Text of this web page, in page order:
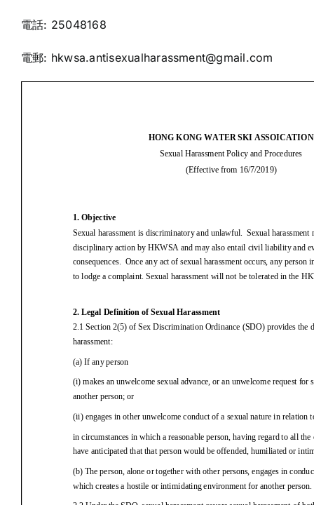
電話: 25048168
電郵: hkwsa.antisexualharassment@gmail.com